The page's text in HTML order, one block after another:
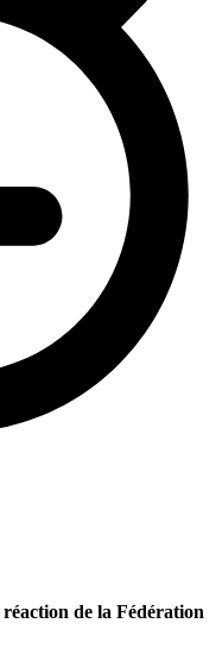
de la Fédération